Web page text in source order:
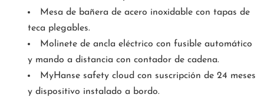
Mesa de bañera de acero inoxidable con tapas de
teca plegables.
Molinete de ancla eléctrico con fusible automático
y mando a distancia con contador de cadena.
MyHanse safety cloud con suscripción de 24 meses
y dispositivo instalado a bordo.